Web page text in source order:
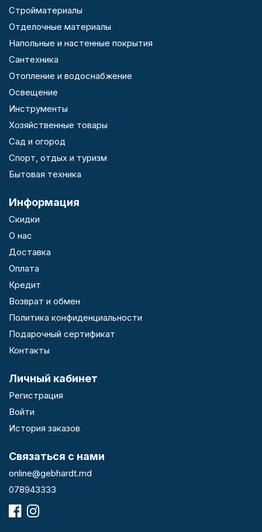
Стройматериалы
Отделочные материалы
Напольные и настенные покрытия
Сантехника
Отопление и водоснабжение
Освещение
Инструменты
Хозяйственные товары
Сад и огород
Спорт, отдых и туризм
Бытовая техника
Информация
Скидки
О нас
Доставка
Оплата
Кредит
Возврат и обмен
Политика конфиденциальности
Подарочный сертификат
Контакты
Личный кабинет
Регистрация
Войти
История заказов
Связаться с нами
online@gebhardt.md
078943333